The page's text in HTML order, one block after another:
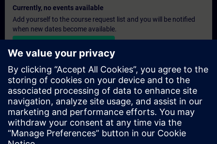
Currently, no events available
Add yourself to the course request list and you will be notified
when new dates become available.
Personalised Quotation
If you require a standard list price quotation for this training, for
example for your purchasing department, then please click the
link below. You first need to provide some personal details and
after this a quotation will be emailed to you.